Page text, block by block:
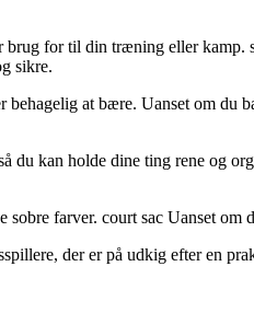
for til din træning eller
sikre.
behagelig at bære. Uanset om
du kan holde dine ting rene og
sobre farver. court sac Uanset
der er på udkig efter en